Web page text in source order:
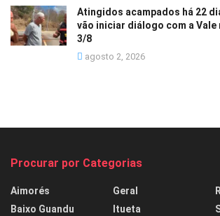
Atingidos acampados há 22
vão iniciar diálogo com a Vale
3/8
agosto 2, 2026
Procurar por Categorias
Aimorés
Baixo Guandu
Geral
Itueta